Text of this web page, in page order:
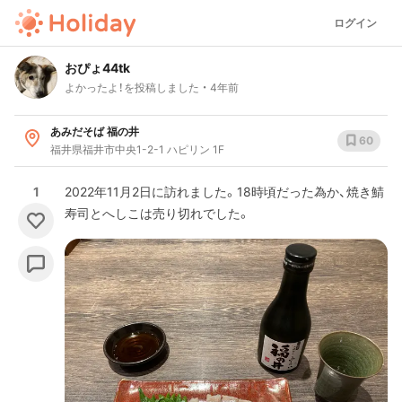
ログイン
おぴょ44tk
よかったよ！を投稿しました 4年前
あみだそば 福の井
福井県福井市中央1-2-1 ハピリン 1F
60
1
2022年11月2日に訪れました。18時頃だった為か、焼き鯖
寿司とへしこは売り切れでした。